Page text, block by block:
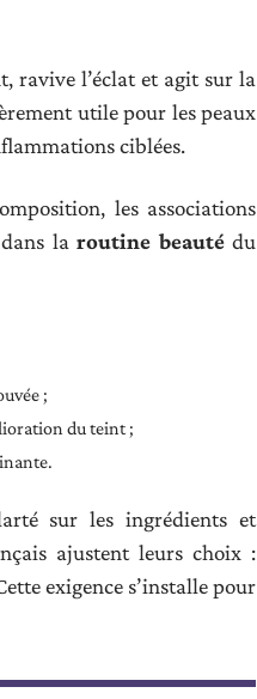
ravive l’éclat et agit sur la
utile pour les peaux
ciblées.
les associations
dans laroutine beautédu
;
du teint ;
sur les ingrédients et
ajustent leurs choix :
exigence s’installe pour